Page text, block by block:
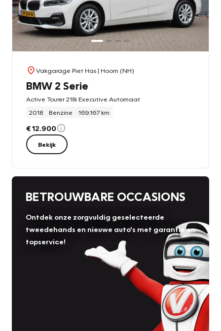
Vakgarage Piet Has| Hoorn (NH)
BMW 2 Serie
Active Tourer 218i Executive Automaat
2018
Benzine 169.167 km
€ 12.900
Bekijk
BETROUWBARE OCCASIONS
Ontdek onze zorgvuldig geselecteerde
tweedehands en nieuwe auto's met garantie en
topservice!